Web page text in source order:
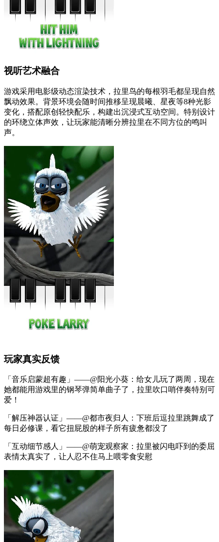
视听艺术融合
游戏采用电影级动态渲染技术，拉里鸟的每根羽毛都呈现自然
飘动效果。背景环境会随时间推移呈现晨曦、星夜等8种光影
变化，搭配原创轻快配乐，构建出沉浸式互动空间。特别设计
的环绕立体声效，让玩家能清晰分辨拉里在不同方位的鸣叫
声。
玩家真实反馈
「音乐启蒙超有趣」——@阳光小葵：给女儿玩了两周，现在
她都能用游戏里的钢琴弹简单曲子了，拉里吹口哨伴奏特别可
爱！
「解压神器认证」——@都市夜归人：下班后逗拉里跳舞成了
每日必修课，看它扭屁股的样子所有疲惫都没了
「互动细节感人」——@萌宠观察家：拉里被闪电吓到的委屈
表情太真实了，让人忍不住马上喂零食安慰